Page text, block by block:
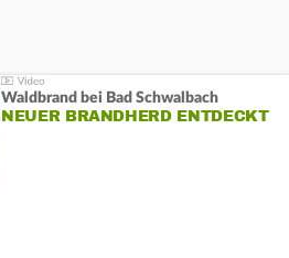
Waldbrand bei Bad Schwalbach
NEUER BRANDHERD ENTDECKT